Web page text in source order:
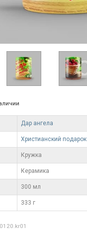
Дар ангела
Христианский подарок
Кружка
Керамика
300 мл
333 г
0120.kr01